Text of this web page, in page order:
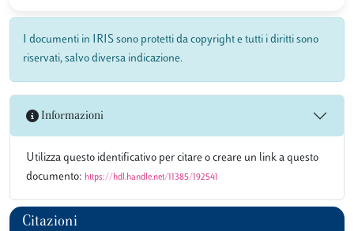
I documenti in IRIS sono protetti da copyright e tutti i diritti sono
riservati, salvo diversa indicazione.
Informazioni
Utilizza questo identificativo per citare o creare un link a questo
documento: https://hdl.handle.net/11385/192541
Citazioni